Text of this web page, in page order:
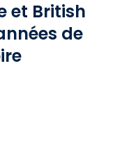
et British
de